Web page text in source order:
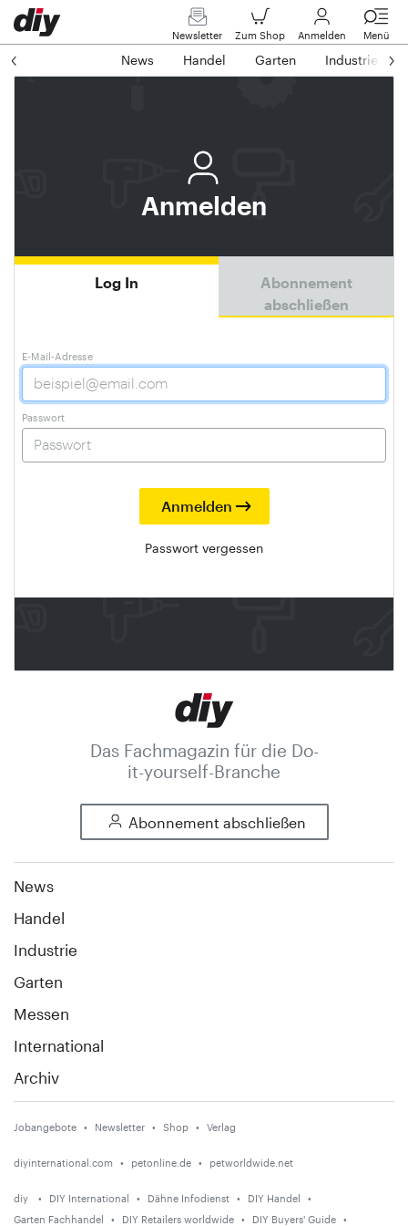
Newsletter Zum Shop Anmelden Menü
News Handel Garten Industrie
Anmelden
Log In
Abonnement
abschließen
E-Mail-Adresse
Passwort
Passwort vergessen
Das Fachmagazin für die Do-
it-yourself-Branche
Abonnement abschließen
News
Handel
Industrie
Garten
Messen
International
Archiv
Jobangebote Newsletter Shop Verlag
diyinternational.com petonline.de petworldwide.net
diy DIY International Dähne Infodienst
DIY Handel
Garten Fachhandel
DIY Retailers worldwide DIY Buyers' Guide